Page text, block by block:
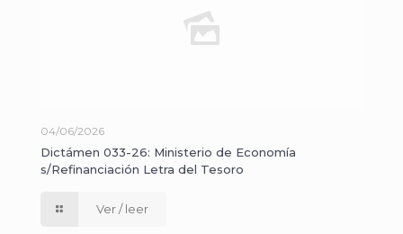
04/06/2026
Dictámen 033-26: Ministerio de Economía
s/Refinanciación Letra del Tesoro
Ver / leer